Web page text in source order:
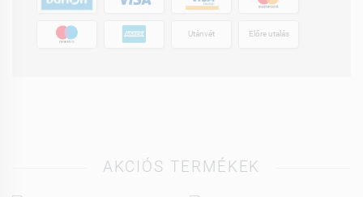
Utánvét Előre utalás
AKCIÓS TERMÉKEK